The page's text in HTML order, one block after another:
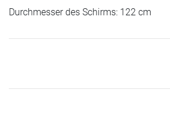
Durchmesser des Schirms: 122 cm